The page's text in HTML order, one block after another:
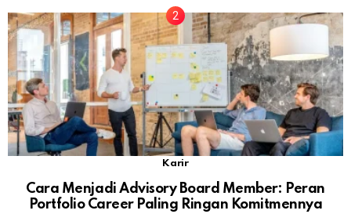
Karir
Cara Menjadi Advisory Board Member: Peran
Portfolio Career Paling Ringan Komitmennya